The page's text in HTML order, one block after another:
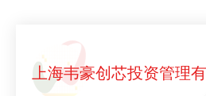
上海韦豪创芯投资管理